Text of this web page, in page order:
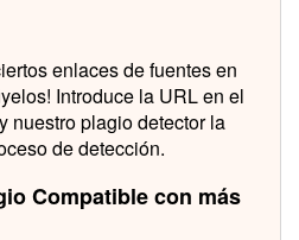
enlaces de fuentes en
Introduce la URL en el
nuestro plagio detector la
de detección.
Compatible con más